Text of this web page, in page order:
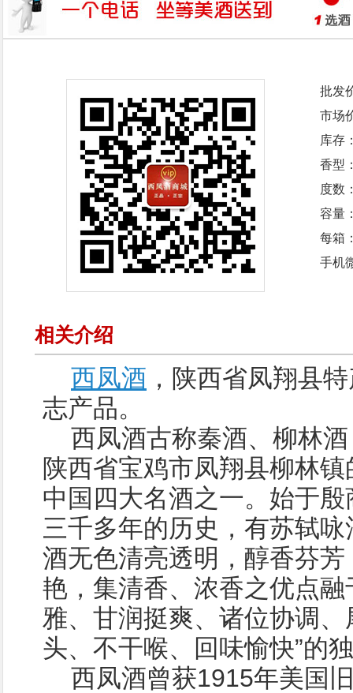
批发
市场
库存
香型
度数
容量
每箱
手机
相关介绍
西凤酒 ，陕西省凤翔县
志产品。
西凤酒古称秦酒、柳林酒
陕西省宝鸡市凤翔县柳林
中国四大名酒之一。始于
三千多年的历史，有苏轼
酒无色清亮透明，醇香芬
艳，集清香、浓香之优点融
雅、甘润挺爽、诸位协调、
头、不干喉、回味愉快”的
西凤酒曾获1915年美国